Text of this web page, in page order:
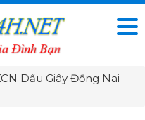
Dầu Giây Đồng Nai